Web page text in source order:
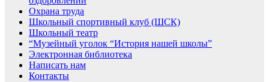
Охрана труда
Школьный спортивный клуб (ШСК)
Школьный театр
“Музейный уголок “История нашей школы”
Электронная библиотека
Написать нам
Контакты